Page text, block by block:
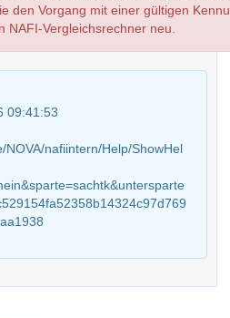
den Vorgang mit einer gültigen
NAFI-Vergleichsrechner neu.
09:41:53
NOVA/nafiintern/Help/ShowHel